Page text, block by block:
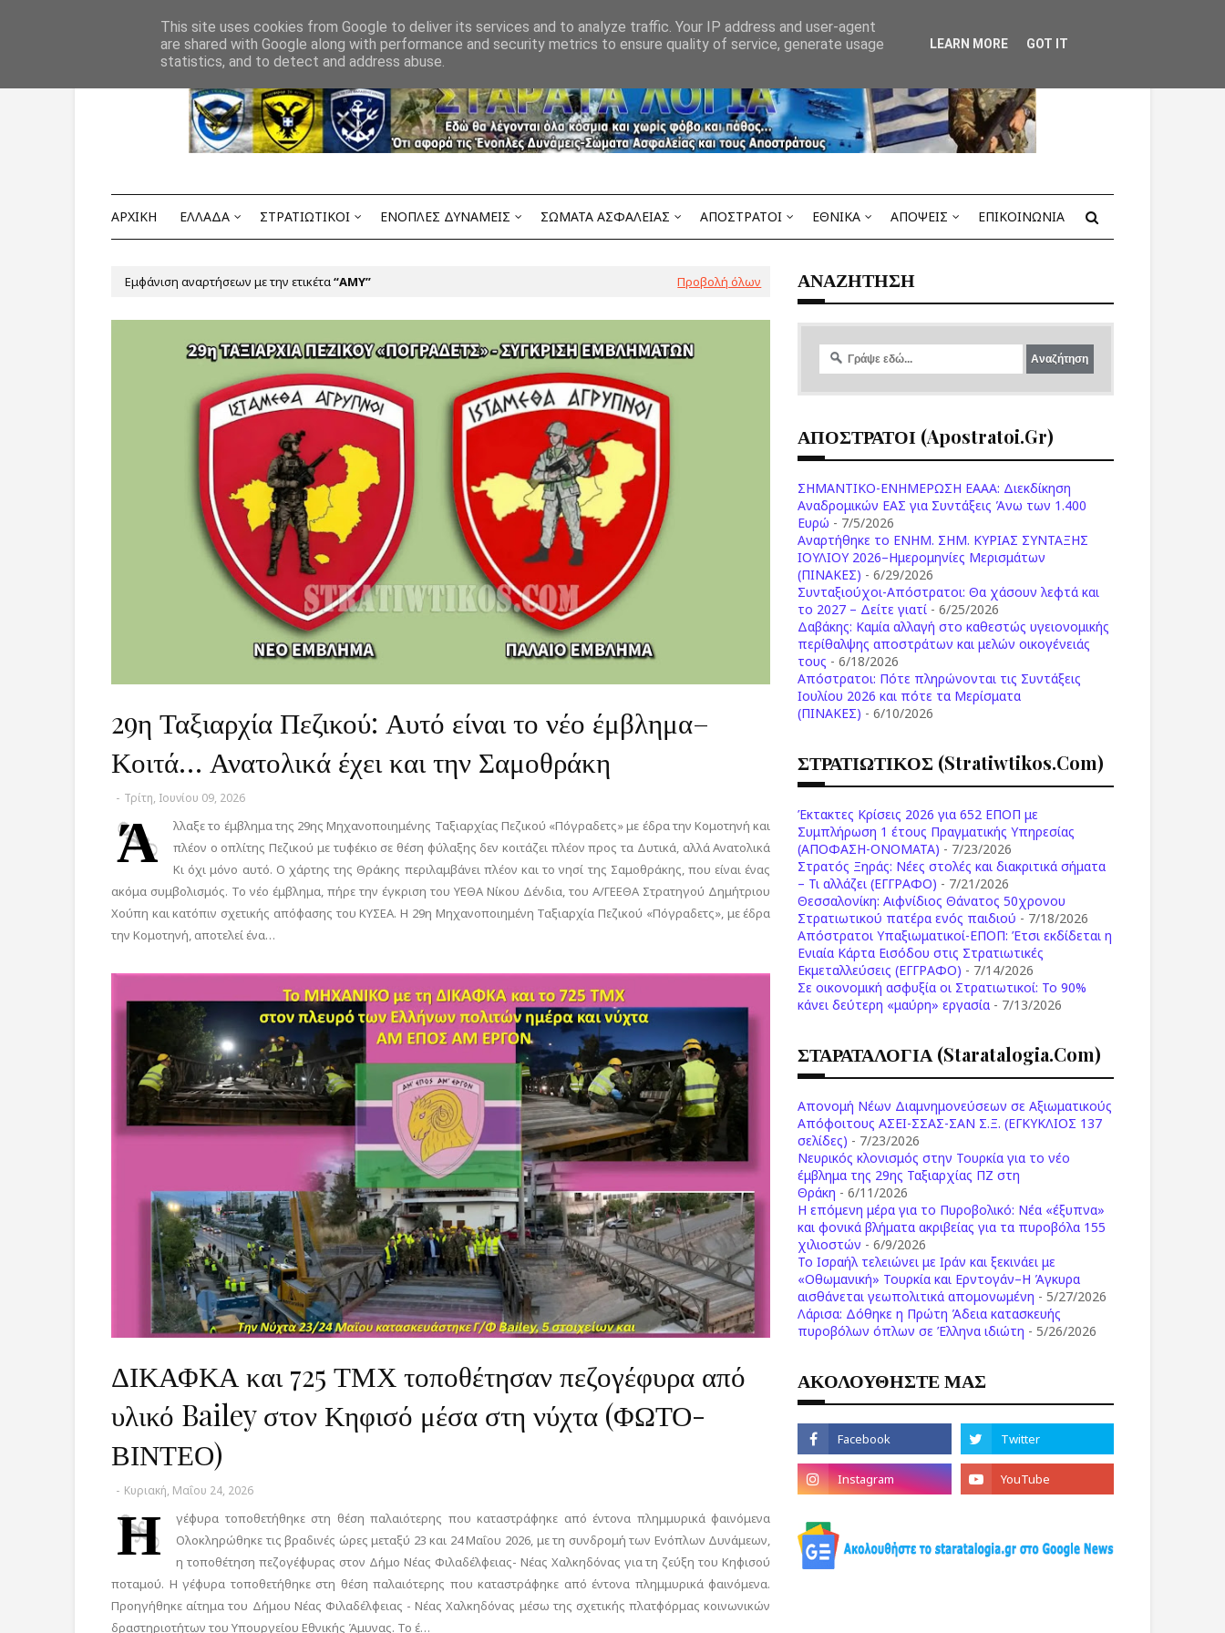
ΑΡΧΙΚΗ ΕΛΛΑΔΑ ΣΤΡΑΤΙΩΤΙΚΟΙ ΕΝΟΠΛΕΣ ΔΥΝΑΜΕΙΣ ΣΩΜΑΤΑ ΑΣΦΑΛΕΙΑΣ ΑΠΟΣΤΡΑΤΟΙ ΕΘΝΙΚΑ ΑΠΟΨΕΙΣ ΕΠΙΚΟΙΝΩΝΙΑ
Εμφάνιση αναρτήσεων με την ετικέτα AMY Προβολή όλων
29η Ταξιαρχία Πεζικού: Αυτό είναι το νέο έμβλημα–
Κοιτά… Ανατολικά έχει και την Σαμοθράκη
- Τρίτη, Ιουνίου 09, 2026
Ά
λλαξε το έμβλημα της 29ης Μηχανοποιημένης Ταξιαρχίας Πεζικού «Πόγραδετς» με έδρα την Κομοτηνή και
πλέον ο οπλίτης Πεζικού με τυφέκιο σε θέση φύλαξης δεν κοιτάζει πλέον προς τα Δυτικά, αλλά Ανατολικά
Κι όχι μόνο αυτό. Ο χάρτης της Θράκης περιλαμβάνει πλέον και το νησί της Σαμοθράκης, που είναι ένας
ακόμα συμβολισμός. Το νέο έμβλημα, πήρε την έγκριση του ΥΕΘΑ Νίκου Δένδια, του Α/ΓΕΕΘΑ Στρατηγού Δημήτριου
Χούπη και κατόπιν σχετικής απόφασης του ΚΥΣΕΑ. Η 29η Μηχανοποιημένη Ταξιαρχία Πεζικού «Πόγραδετς», με έδρα
την Κομοτηνή, αποτελεί ένα…
ΔΙΚΑΦΚΑ και 725 ΤΜΧ τοποθέτησαν πεζογέφυρα από
υλικό Bailey στον Κηφισό μέσα στη νύχτα (ΦΩΤΟ-
ΒΙΝΤΕΟ)
- Κυριακή, Μαΐου 24, 2026
Η
γέφυρα τοποθετήθηκε στη θέση παλαιότερης που καταστράφηκε από έντονα πλημμυρικά φαινόμενα
Ολοκληρώθηκε τις βραδινές ώρες μεταξύ 23 και 24 Μαΐου 2026, με τη συνδρομή των Ενόπλων Δυνάμεων,
η τοποθέτηση πεζογέφυρας στον Δήμο Νέας Φιλαδέλφειας- Νέας Χαλκηδόνας για τη ζεύξη του Κηφισού
ποταμού. Η γέφυρα τοποθετήθηκε στη θέση παλαιότερης που καταστράφηκε από έντονα πλημμυρικά φαινόμενα.
Προηγήθηκε αίτημα του Δήμου Νέας Φιλαδέλφειας - Νέας Χαλκηδόνας μέσω της σχετικής πλατφόρμας κοινωνικών
δραστηριοτήτων του Υπουργείου Εθνικής Άμυνας. Το έ…
ΑΝΑΖΗΤΗΣΗ
ΑΠΟΣΤΡΑΤΟΙ (apostratoi.gr)
ΣΗΜΑΝΤΙΚΟ-ΕΝΗΜΕΡΩΣΗ ΕΑΑΑ: Διεκδίκηση
Αναδρομικών ΕΑΣ για Συντάξεις Άνω των 1.400
Ευρώ - 7/5/2026
Aναρτήθηκε το ENHM. ΣΗΜ. ΚΥΡΙΑΣ ΣΥΝΤΑΞΗΣ
ΙΟΥΛΙΟΥ 2026–Ημερομηνίες Μερισμάτων
(ΠΙΝΑΚΕΣ) - 6/29/2026
Συνταξιούχοι-Απόστρατοι: Θα χάσουν λεφτά και
το 2027 – Δείτε γιατί - 6/25/2026
Δαβάκης: Καμία αλλαγή στο καθεστώς υγειονομικής
περίθαλψης αποστράτων και μελών οικογένειάς
τους - 6/18/2026
Aπόστρατοι: Πότε πληρώνονται τις Συντάξεις
Ιουλίου 2026 και πότε τα Μερίσματα
(ΠΙΝΑΚΕΣ) - 6/10/2026
ΣΤΡΑΤΙΩΤΙΚΟΣ (stratiwtikos.com)
Έκτακτες Κρίσεις 2026 για 652 ΕΠΟΠ με
Συμπλήρωση 1 έτους Πραγματικής Υπηρεσίας
(ΑΠΟΦΑΣΗ-ONOMATA) - 7/23/2026
Στρατός Ξηράς: Νέες στολές και διακριτικά σήματα
– Τι αλλάζει (ΕΓΓΡΑΦΟ) - 7/21/2026
Θεσσαλονίκη: Αιφνίδιος Θάνατος 50χρονου
Στρατιωτικού πατέρα ενός παιδιού - 7/18/2026
Απόστρατοι Υπαξιωματικοί-ΕΠΟΠ: Έτσι εκδίδεται η
Ενιαία Κάρτα Εισόδου στις Στρατιωτικές
Εκμεταλλεύσεις (ΕΓΓΡΑΦΟ) - 7/14/2026
Σε οικονομική ασφυξία οι Στρατιωτικοί: Το 90%
κάνει δεύτερη «μαύρη» εργασία - 7/13/2026
ΣΤΑΡΑΤΑΛΟΓΙΑ (staratalogia.com)
Απονομή Νέων Διαμνημονεύσεων σε Αξιωματικούς
Απόφοιτους ΑΣΕΙ-ΣΣΑΣ-ΣΑΝ Σ.Ξ. (ΕΓΚΥΚΛΙΟΣ 137
σελίδες) - 7/23/2026
Νευρικός κλονισμός στην Τουρκία για το νέο
έμβλημα της 29ης Ταξιαρχίας ΠΖ στη
Θράκη - 6/11/2026
Η επόμενη μέρα για το Πυροβολικό: Νέα «έξυπνα»
και φονικά βλήματα ακριβείας για τα πυροβόλα 155
χιλιοστών - 6/9/2026
Το Ισραήλ τελειώνει με Ιράν και ξεκινάει με
«Οθωμανική» Τουρκία και Ερντογάν–Η Άγκυρα
αισθάνεται γεωπολιτικά απομονωμένη - 5/27/2026
Λάρισα: Δόθηκε η Πρώτη Άδεια κατασκευής
πυροβόλων όπλων σε Έλληνα ιδιώτη - 5/26/2026
ΑΚΟΛΟΥΘΗΣΤΕ ΜΑΣ
This site uses cookies from Google to deliver its services and to analyze traffic. Your IP address and user-agent
are shared with Google along with performance and security metrics to ensure quality of service, generate usage
statistics, and to detect and address abuse.
LEARN MORE GOT IT